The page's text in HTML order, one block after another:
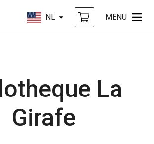
NL MENU
La
Girafe